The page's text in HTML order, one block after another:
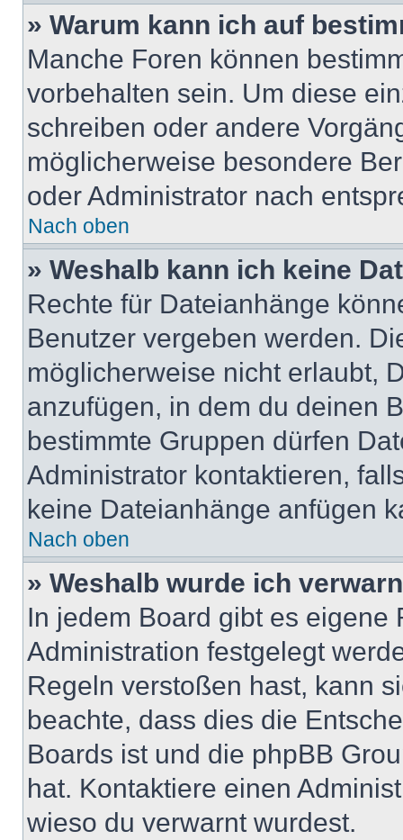
» Warum kann ich auf
Manche Foren können
vorbehalten sein. Um diese
schreiben oder andere
möglicherweise besondere
oder Administrator nach
Nach oben
» Weshalb kann ich keine
Rechte für Dateianhänge
Benutzer vergeben werden.
möglicherweise nicht erlaubt,
anzufügen, in dem du deinen
bestimmte Gruppen dürfen
Administrator kontaktieren,
keine Dateianhänge anfügen
Nach oben
» Weshalb wurde ich
In jedem Board gibt es
Administration festgelegt
Regeln verstoßen hast, kann
beachte, dass dies die
Boards ist und die phpBB
hat. Kontaktiere einen
wieso du verwarnt wurdest.